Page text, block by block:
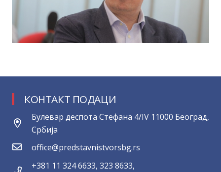
КОНТАКТ ПОДАЦИ
Булевар деспота Стефана 4/IV 11000 Београд,
Србија
office@predstavnistvorsbg.rs
+381 11 324 6633, 323 8633,